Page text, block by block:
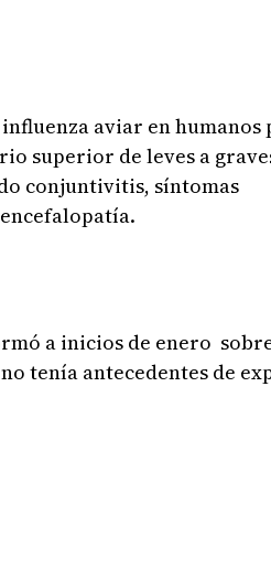
aviar en humanos
superior de leves a
conjuntivitis, síntomas
a inicios de enero
tenía antecedentes de